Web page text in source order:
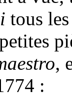
tous
,
: